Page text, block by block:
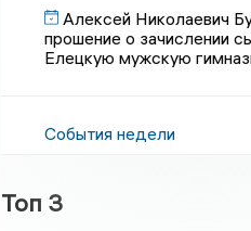
Алексей Николаевич
прошение о зачислении
Елецкую мужскую
События недели
Топ 3